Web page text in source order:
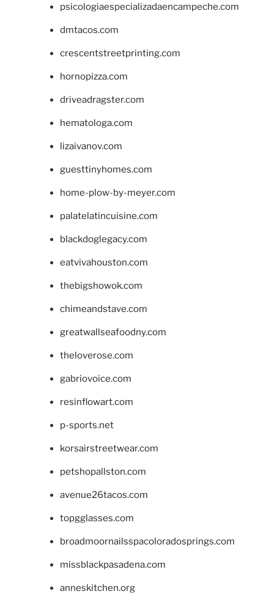
psicologiaespecializadaencampeche.com
dmtacos.com
crescentstreetprinting.com
hornopizza.com
driveadragster.com
hematologa.com
lizaivanov.com
guesttinyhomes.com
home-plow-by-meyer.com
palatelatincuisine.com
blackdoglegacy.com
eatvivahouston.com
thebigshowok.com
chimeandstave.com
greatwallseafoodny.com
theloverose.com
gabriovoice.com
resinflowart.com
p-sports.net
korsairstreetwear.com
petshopallston.com
avenue26tacos.com
topgglasses.com
broadmoornailsspacoloradosprings.com
missblackpasadena.com
anneskitchen.org